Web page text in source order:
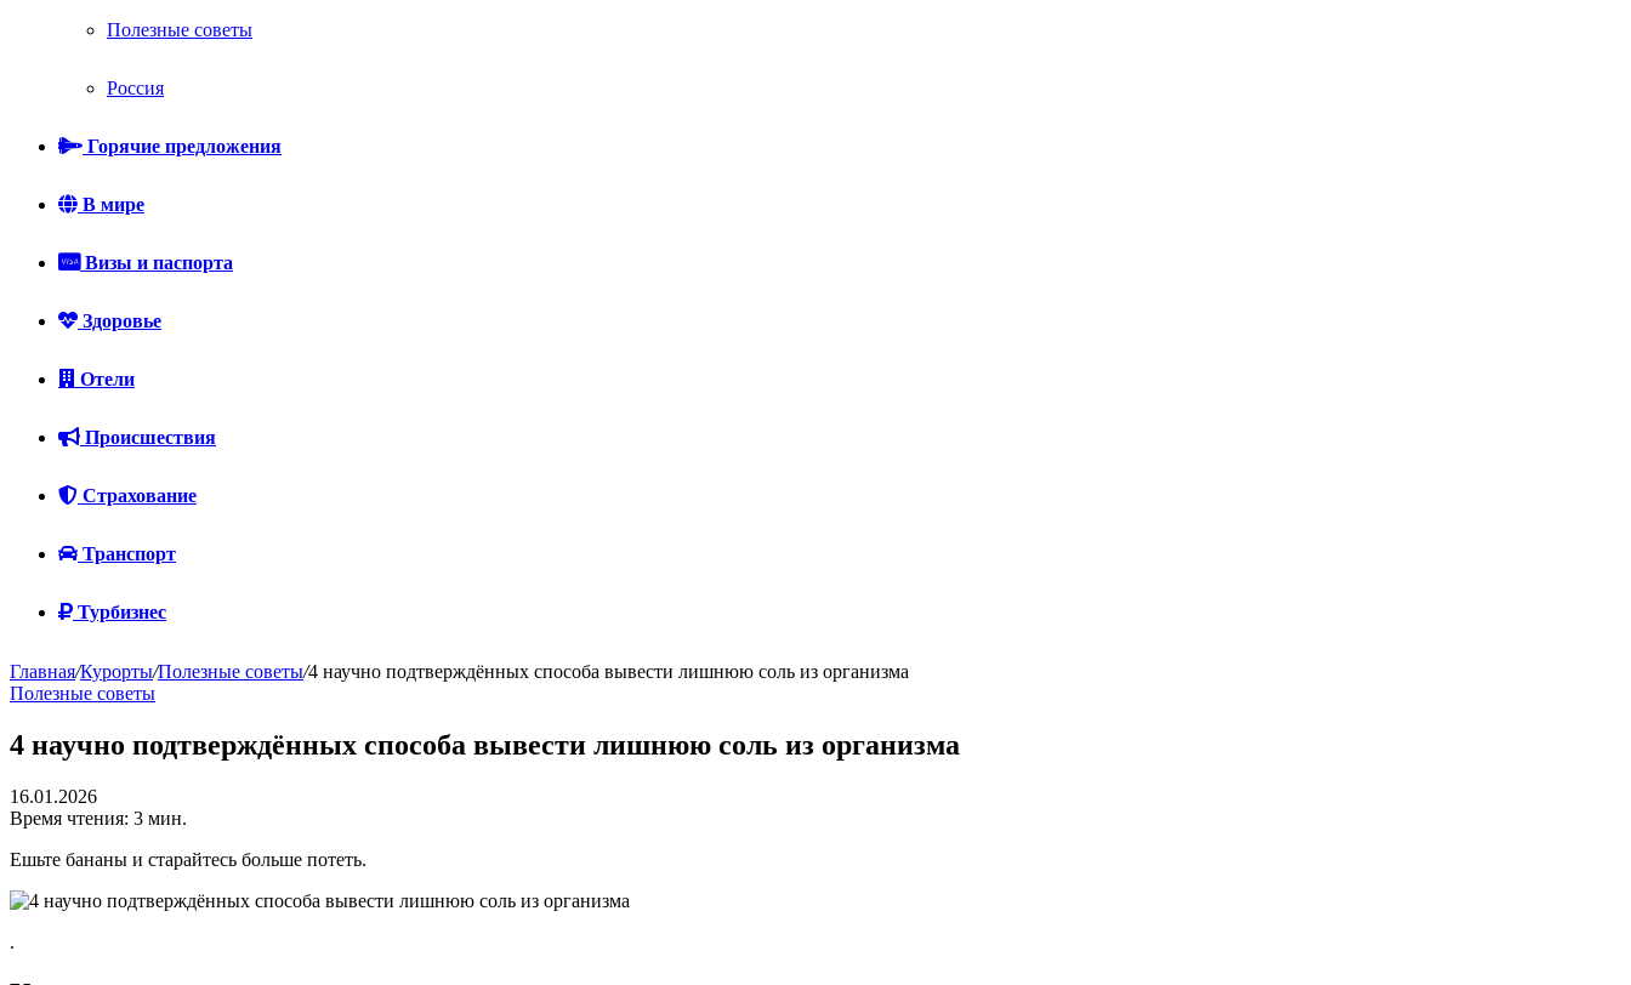
Полезные советы
Россия
Горячие предложения
В мире
Визы и паспорта
Здоровье
Отели
Происшествия
Страхование
Транспорт
Турбизнес
Главная/Курорты/Полезные советы/4 научно подтверждённых способа вывести лишнюю соль из организма
Полезные советы
4 научно подтверждённых способа вывести лишнюю соль из организма
16.01.2026
Время чтения: 3 мин.
Ешьте бананы и старайтесь больше потеть.
.